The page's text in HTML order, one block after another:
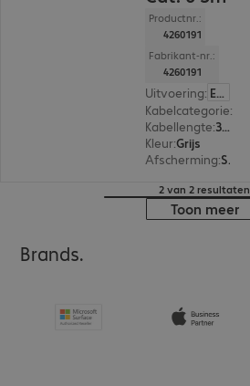
Productnr.:
4260191
Fabrikant-nr.:
4260191
Uitvoering: Europa
Kabelcategorie:
Kabellengte: 3 m
Kleur:Grijs
Afscherming: S/FTP (PIMF)
2 van 2 resultaten
Toon meer
Brands.